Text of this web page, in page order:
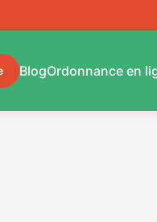
BlogOrdonnance en